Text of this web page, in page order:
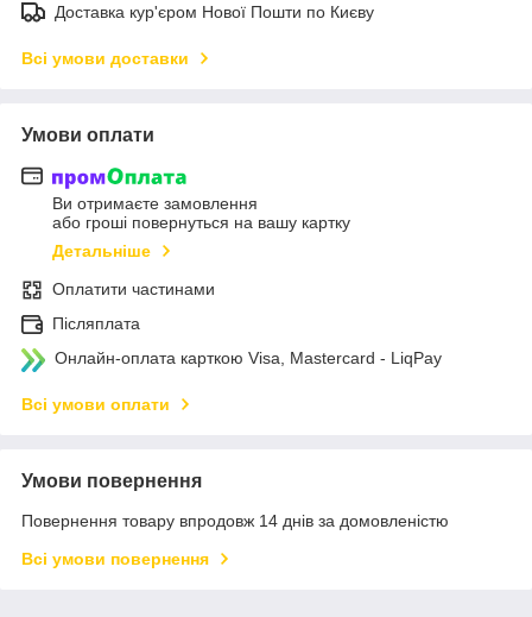
Доставка кур'єром Нової Пошти по Києву
Всі умови доставки
Умови оплати
Ви отримаєте замовлення
або гроші повернуться на вашу картку
Детальніше
Оплатити частинами
Післяплата
Онлайн-оплата карткою Visa, Mastercard - LiqPay
Всі умови оплати
Умови повернення
Повернення товару впродовж 14 днів за домовленістю
Всі умови повернення